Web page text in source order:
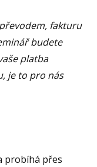
fakturu
budete
platba
je to pro nás
probíhá přes